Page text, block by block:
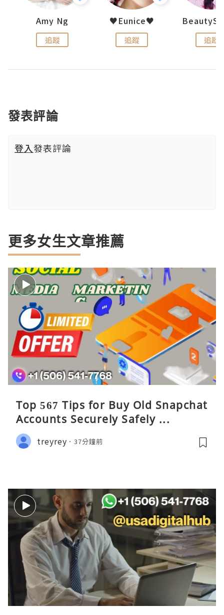
Amy Ng
追蹤
♥Eunice♥
追蹤 追蹤
發表評論
登入發表評論
更多女生文章推薦
Top 567 Tips for Buy Old Snapchat
Accounts Securely Safely ...
treyrey 37分鐘前